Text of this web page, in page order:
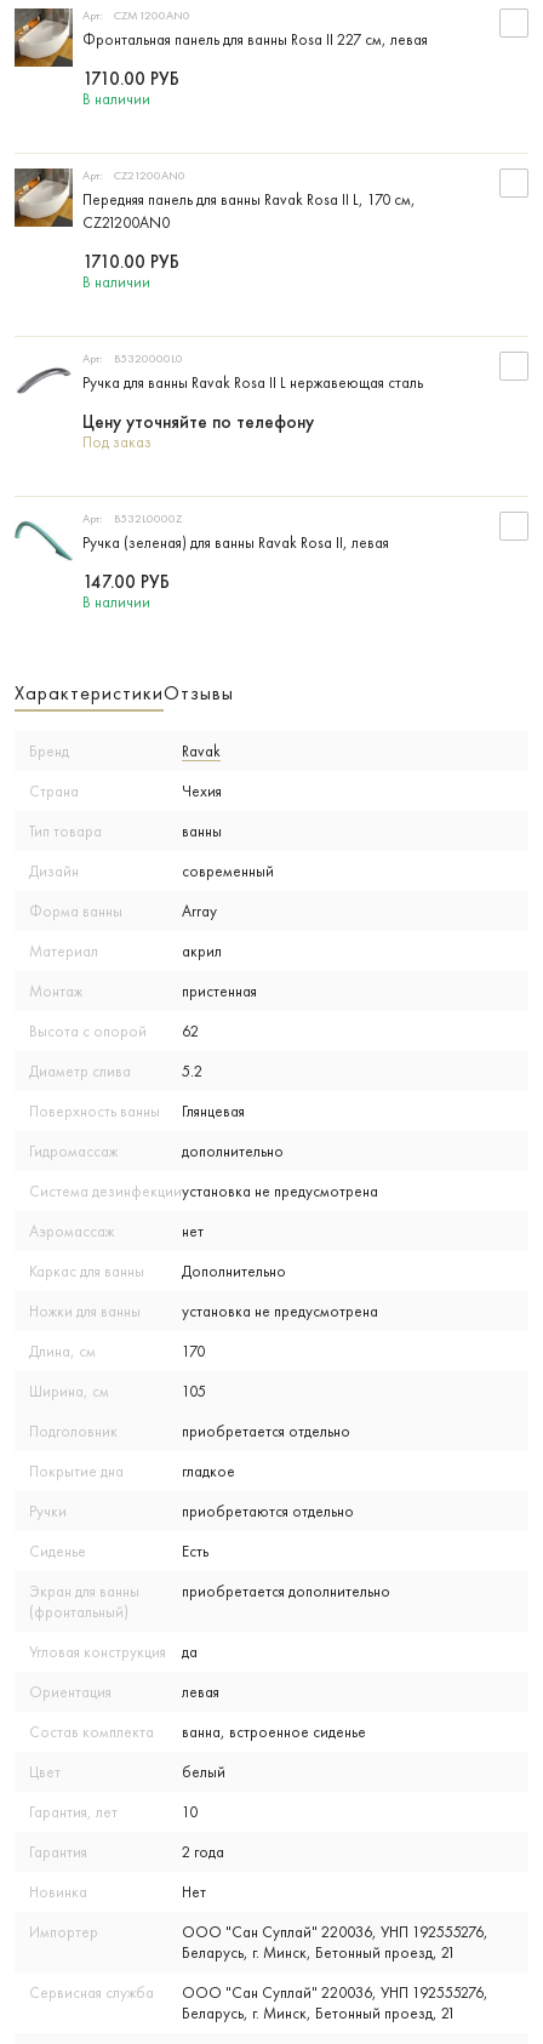
Фронтальная панель для ванны Rosa II 227 см, левая
Арт: CZM1200AN0
В наличии
1710.00 РУБ
Передняя панель для ванны Ravak Rosa II L, 170 см,
CZ21200AN0
Арт: CZ21200AN0
В наличии
1710.00 РУБ
Ручка для ванны Ravak Rosa II L нержавеющая сталь
Арт: B5320000L0
Под заказ
Цену уточняйте по телефону
Ручка (зеленая) для ванны Ravak Rosa II, левая
Арт: B532L0000Z
В наличии
147.00 РУБ
ХарактеристикиОтзывы
Бренд Ravak
Страна Чехия
Тип товара ванны
Дизайн современный
Форма ванны Array
Материал акрил
Монтаж пристенная
Высота с опорой 62
Диаметр слива 5.2
Поверхность ванны Глянцевая
Гидромассаж дополнительно
Система дезинфекцииустановка не предусмотрена
Аэромассаж нет
Каркас для ванны Дополнительно
Ножки для ванны установка не предусмотрена
Длина, см 170
Ширина, см 105
Подголовник приобретается отдельно
Покрытие дна гладкое
Ручки приобретаются отдельно
Сиденье Есть
Экран для ванны
(фронтальный)
приобретается дополнительно
Угловая конструкция да
Ориентация левая
Состав комплекта ванна, встроенное сиденье
Цвет белый
Гарантия, лет 10
Гарантия 2 года
Новинка Нет
Импортер
ООО "Сан Суплай" 220036, УНП 192555276,
Беларусь, г. Минск, Бетонный проезд, 21
Сервисная служба
ООО "Сан Суплай" 220036, УНП 192555276,
Беларусь, г. Минск, Бетонный проезд, 21